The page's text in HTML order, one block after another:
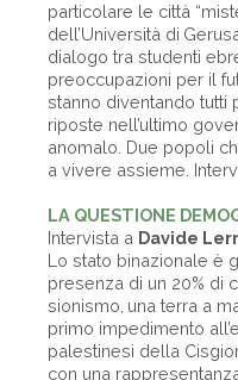
particolare le città
dell’Università di
dialogo tra studenti
preoccupazioni per il
stanno diventando tutti
riposte nell’ultimo
anomalo. Due popoli
a vivere assieme.
LA QUESTIONE
Intervista a Davide
Lo stato binazionale è
presenza di un 20% di
sionismo, una terra a
primo impedimento
palestinesi della
con una